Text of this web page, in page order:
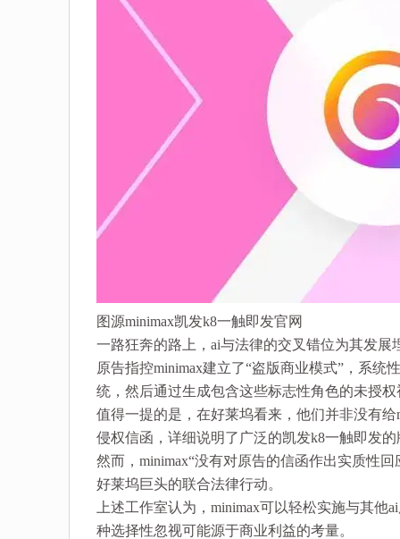
图源minimax凯发k8一触即发官网
一路狂奔的路上，ai与法律的交叉错位为其发展
原告指控minimax建立了“盗版商业模式”，系
统，然后通过生成包含这些标志性角色的未授
值得一提的是，在好莱坞看来，他们并非没有
侵权信函，详细说明了广泛的凯发k8一触即发
然而，minimax“没有对原告的信函作出实质性
好莱坞巨头的联合法律行动。
上述工作室认为，minimax可以轻松实施与其
种选择性忽视可能源于商业利益的考量。